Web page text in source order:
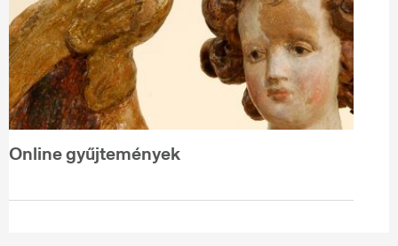
Online gyűjtemények